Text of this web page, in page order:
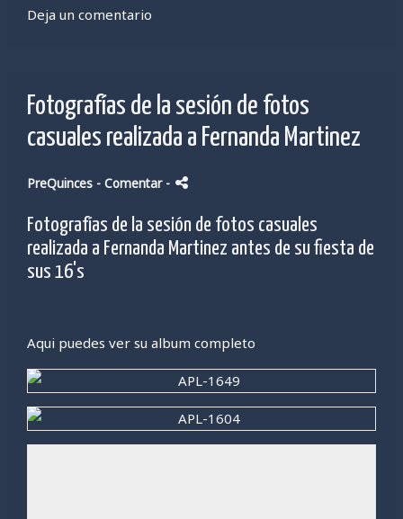
Deja un comentario
Fotografías de la sesión de fotos
casuales realizada a Fernanda Martinez
PreQuinces - Comentar -
Fotografías de la sesión de fotos casuales
realizada a Fernanda Martinez antes de su fiesta de
sus 16's
Aqui puedes ver su album completo